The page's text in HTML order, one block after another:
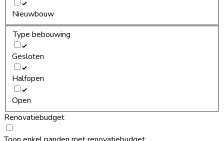
Nieuwbouw
Type bebouwing
Gesloten
Halfopen
Open
Renovatiebudget